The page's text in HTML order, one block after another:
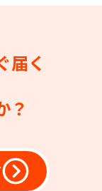
届く
？